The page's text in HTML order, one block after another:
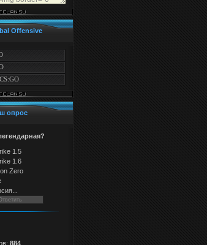
Offensive
опрос
1.5
1.6
Zero
884